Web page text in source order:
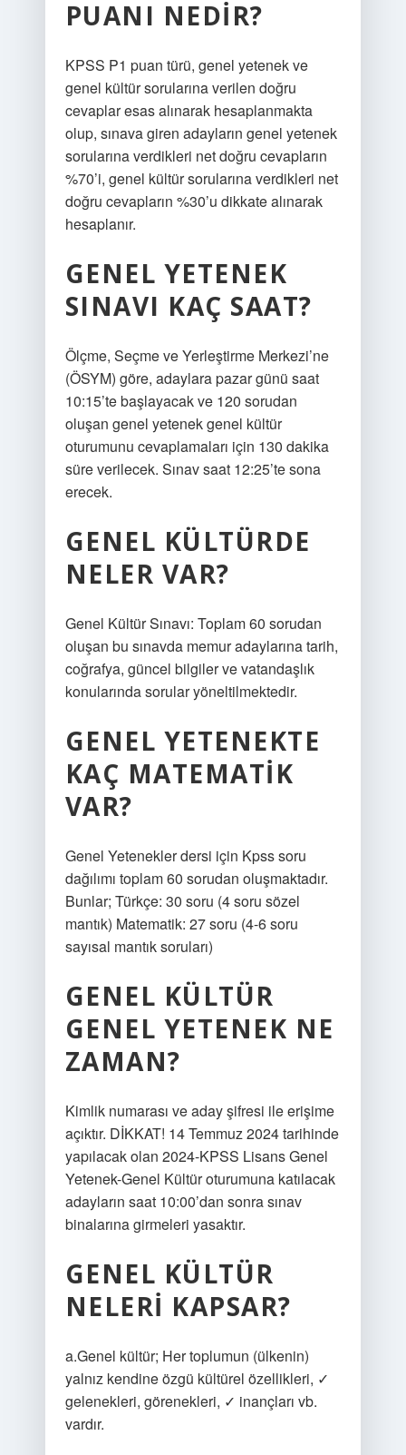
PUANI NEDIR?
KPSS P1 puan türü, genel yetenek ve
genel kültür sorularına verilen doğru
cevaplar esas alınarak hesaplanmakta
olup, sınava giren adayların genel yetenek
sorularına verdikleri net doğru cevapların
%70’i, genel kültür sorularına verdikleri net
doğru cevapların %30’u dikkate alınarak
hesaplanır.
GENEL YETENEK
SINAVI KAÇ SAAT?
Ölçme, Seçme ve Yerleştirme Merkezi’ne
(ÖSYM) göre, adaylara pazar günü saat
10:15’te başlayacak ve 120 sorudan
oluşan genel yetenek genel kültür
oturumunu cevaplamaları için 130 dakika
süre verilecek. Sınav saat 12:25’te sona
erecek.
GENEL KÜLTÜRDE
NELER VAR?
Genel Kültür Sınavı: Toplam 60 sorudan
oluşan bu sınavda memur adaylarına tarih,
coğrafya, güncel bilgiler ve vatandaşlık
konularında sorular yöneltilmektedir.
GENEL YETENEKTE
KAÇ MATEMATIK
VAR?
Genel Yetenekler dersi için Kpss soru
dağılımı toplam 60 sorudan oluşmaktadır.
Bunlar; Türkçe: 30 soru (4 soru sözel
mantık) Matematik: 27 soru (4-6 soru
sayısal mantık soruları)
GENEL KÜLTÜR
GENEL YETENEK NE
ZAMAN?
Kimlik numarası ve aday şifresi ile erişime
açıktır. DİKKAT! 14 Temmuz 2024 tarihinde
yapılacak olan 2024-KPSS Lisans Genel
Yetenek-Genel Kültür oturumuna katılacak
adayların saat 10:00’dan sonra sınav
binalarına girmeleri yasaktır.
GENEL KÜLTÜR
NELERI KAPSAR?
a.Genel kültür; Her toplumun (ülkenin)
yalnız kendine özgü kültürel özellikleri, ✓
gelenekleri, görenekleri, ✓ inançları vb.
vardır.